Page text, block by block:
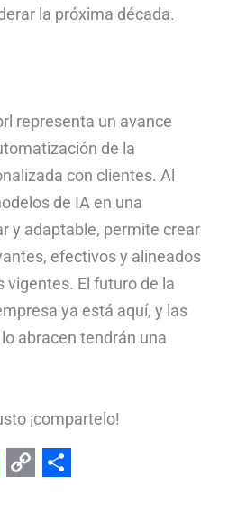
la próxima década.
representa un avance
de la
con clientes. Al
de IA en una
y adaptable, permite crear
efectivos y alineados
vigentes. El futuro de la
ya está aquí, y las
abracen tendrán una
¡compartelo!